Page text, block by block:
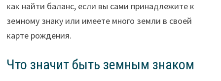
как найти баланс, если вы сами принадлежите к
земному знаку или имеете много земли в своей
карте рождения.
Что значит быть земным знаком